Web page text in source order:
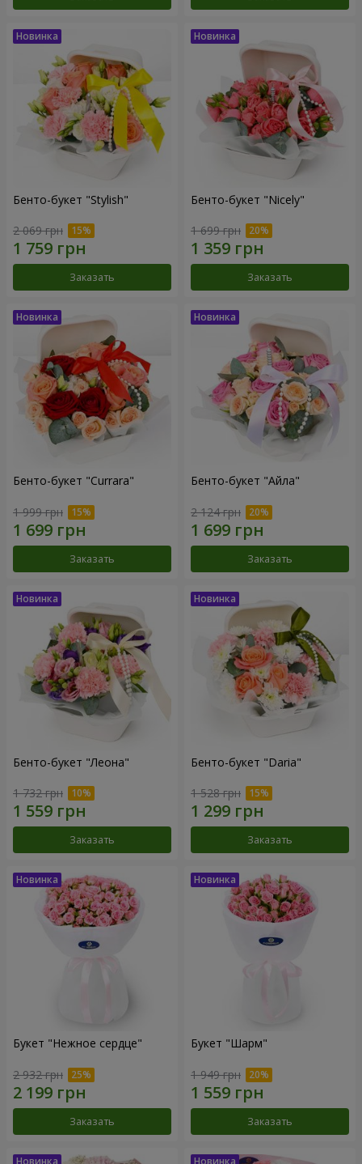
Бенто-букет "Stylish"
2 069 грн
Заказать
Бенто-букет "Nicely"
1 699 грн
Заказать
Бенто-букет "Currara"
1 999 грн
Заказать
Бенто-букет "Айла"
2 124 грн
Заказать
Бенто-букет "Леона"
1 732 грн
Заказать
Бенто-букет "Daria"
1 528 грн
Заказать
Букет "Нежное сердце"
2 932 грн
Заказать
Букет "Шарм"
1 949 грн
Заказать